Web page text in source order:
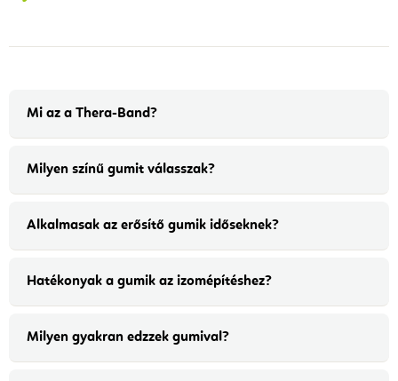
Mi az a Thera-Band?
Milyen színű gumit válasszak?
Alkalmasak az erősítő gumik időseknek?
Hatékonyak a gumik az izomépítéshez?
Milyen gyakran edzzek gumival?